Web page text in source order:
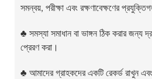
সমন্বয়, পরীক্ষা এবং রক্ষণাবেক্ষণের
♣ সমস্যা সমাধান বা ভাঙ্গন ঠিক করার জন্য
প্রেরণ করা।
♣ আমাদের গ্রাহকদের একটি রেকর্ড রাখুন